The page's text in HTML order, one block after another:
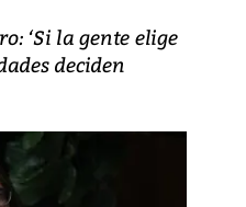
‘Si la gente elige
deciden